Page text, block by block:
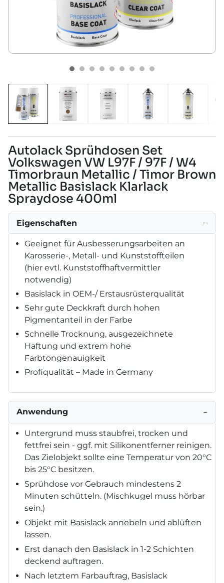
Autolack Sprühdosen Set
Volkswagen VW L97F / 97F / W4
Timorbraun Metallic / Timor Brown
Metallic Basislack Klarlack
Spraydose 400ml
Eigenschaften −
Geeignet für Ausbesserungsarbeiten an
Karosserie-, Metall- und Kunststoffteilen
(hier evtl. Kunststoffhaftvermittler
notwendig)
Basislack in OEM-/ Erstausrüsterqualität
Sehr gute Deckkraft durch hohen
Pigmentanteil in der Farbe
Schnelle Trocknung, ausgezeichnete
Haftung und extrem hohe
Farbtongenauigkeit
Profiqualität – Made in Germany
Anwendung −
Untergrund muss staubfrei, trocken und
fettfrei sein - ggf. mit Silikonentferner reinigen.
Das Zielobjekt sollte eine Temperatur von 20°C
bis 25°C besitzen.
Sprühdose vor Gebrauch mindestens 2
Minuten schütteln. (Mischkugel muss hörbar
sein.)
Objekt mit Basislack annebeln und ablüften
lassen.
Erst danach den Basislack in 1-2 Schichten
deckend auftragen.
Nach letztem Farbauftrag, Basislack